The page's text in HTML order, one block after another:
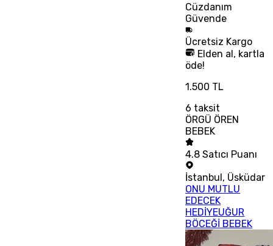
Cüzdanım
Güvende
Ücretsiz Kargo
Elden al, kartla
öde!
1.500 TL
6 taksit
ÖRGÜ ÖREN
BEBEK
4.8 Satıcı Puanı
İstanbul, Üsküdar
ONU MUTLU
EDECEK
HEDİYEUĞUR
BÖCEĞİ BEBEK